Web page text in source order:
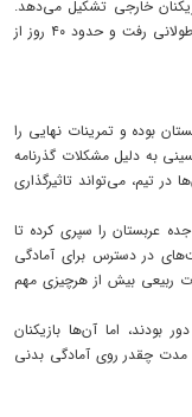
خارجی تشکیل می‌دهد.
بنابراین با آغاز جنگ ۴۰ روزه، این تیم به یک تعطیلات طولانی رفت و حدود ۴۰ روز از
بوده و تمرینات نهایی را
به دلیل مشکلات گذرنامه
تیم، می‌تواند تاثیرگذاری
و ۲ جلسه تمرینی در جده عربستان را سپری کرده تا
در دسترس برای آمادگی
ربیعی بیش از هرچیزی مهم
تیمی دور بودند، اما آن‌ها بازیکنان
مدت چقدر روی آمادگی بدنی